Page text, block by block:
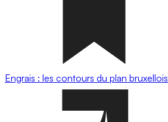
Engrais : les contours du plan bruxellois